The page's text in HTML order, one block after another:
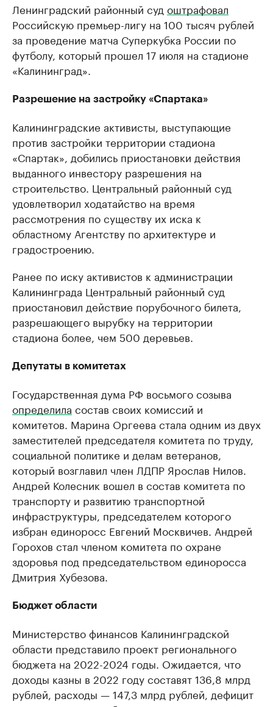
Ленинградский районный суд оштрафовал
Российскую премьер-лигу на 100 тысяч рублей
за проведение матча Суперкубка России по
футболу, который прошел 17 июля на стадионе
«Калининград».
Разрешение на застройку «Спартака»
Калининградские активисты, выступающие
против застройки территории стадиона
«Спартак», добились приостановки действия
выданного инвестору разрешения на
строительство. Центральный районный суд
удовлетворил ходатайство на время
рассмотрения по существу их иска к
областному Агентству по архитектуре и
градостроению.
Ранее по иску активистов к администрации
Калининграда Центральный районный суд
приостановил действие порубочного билета,
разрешающего вырубку на территории
стадиона более, чем 500 деревьев.
Депутаты в комитетах
Государственная дума РФ восьмого созыва
определила состав своих комиссий и
комитетов. Марина Оргеева стала одним из двух
заместителей председателя комитета по труду,
социальной политике и делам ветеранов,
который возглавил член ЛДПР Ярослав Нилов.
Андрей Колесник вошел в состав комитета по
транспорту и развитию транспортной
инфраструктуры, председателем которого
избран единоросс Евгений Москвичев. Андрей
Горохов стал членом комитета по охране
здоровья под председательством единоросса
Дмитрия Хубезова.
Бюджет области
Министерство финансов Калининградской
области представило проект регионального
бюджета на 2022-2024 годы. Ожидается, что
доходы казны в 2022 году составят 136,8 млрд
рублей, расходы — 147,3 млрд рублей, дефицит